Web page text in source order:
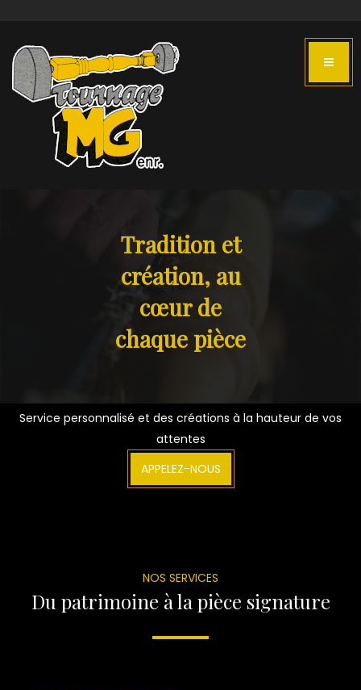
Tradition et
création, au
cœur de
chaque pièce
Service personnalisé et des créations à la hauteur de vos
attentes
APPELEZ-NOUS
NOS SERVICES
Du patrimoine à la pièce signature